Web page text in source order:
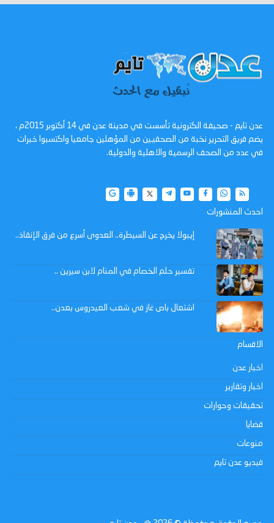
عدن تايم - صحيفة الكترونية تأسست في مدينة عدن في 14 أكتوبر 2015م ،
يضم فريق التحرير نخبة من الصحفيين من المؤهلين جامعيا واكتسبوا خبرات
في عدد من الصحف الرسمية والاهلية والدولية.
احدث المنشورات
إيبولا يخرج عن السيطرة.. العدوى أسرع من فرق الإنقاذ..
تفسير حلم الخصام في المنام لابن سيرين ..
اشتعال باص غاز في شعب العيدروس بعدن..
الاقسام
اخبار عدن
اخبار وتقارير
تحقيقات وحوارات
قضايا
منوعات
فيديو عدن تايم